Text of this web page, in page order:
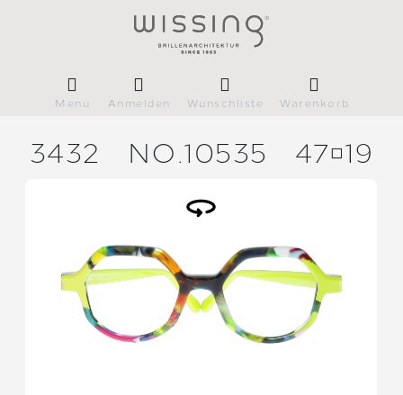
Menü Anmelden Wunschliste Warenkorb
3432 NO.10535 4719